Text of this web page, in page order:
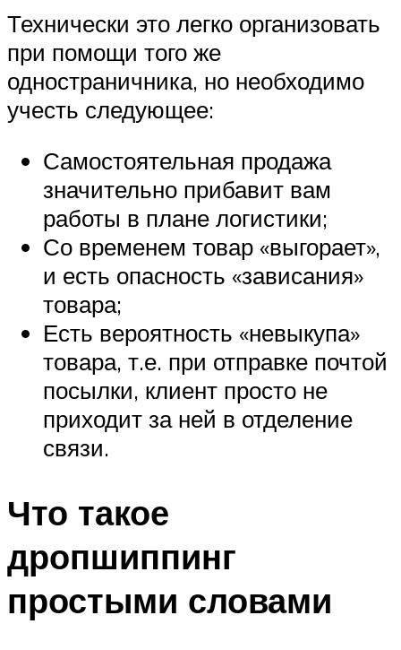
Технически это легко организовать
при помощи того же
одностраничника, но необходимо
учесть следующее:
Самостоятельная продажа
значительно прибавит вам
работы в плане логистики;
Со временем товар «выгорает»,
и есть опасность «зависания»
товара;
Есть вероятность «невыкупа»
товара, т.е. при отправке почтой
посылки, клиент просто не
приходит за ней в отделение
связи.
Что такое
дропшиппинг
простыми словами